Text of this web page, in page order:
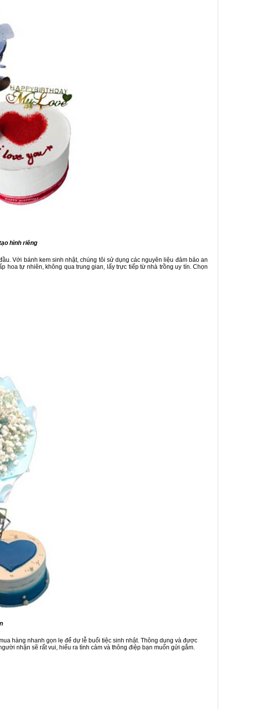
hình riêng
Với bánh kem sinh nhật, chúng tôi sử dụng các nguyên liệu đảm bảo an
hoa tự nhiên, không qua trung gian, lấy trực tiếp từ nhà trồng uy tín. Chọn
hàng nhanh gọn lẹ để dự lễ buổi tiệc sinh nhật. Thông dụng và được
nhận sẽ rất vui, hiểu ra tình cảm và thông điệp bạn muốn gửi gắm.